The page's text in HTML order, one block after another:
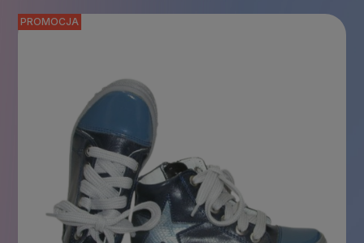
PROMOCJA